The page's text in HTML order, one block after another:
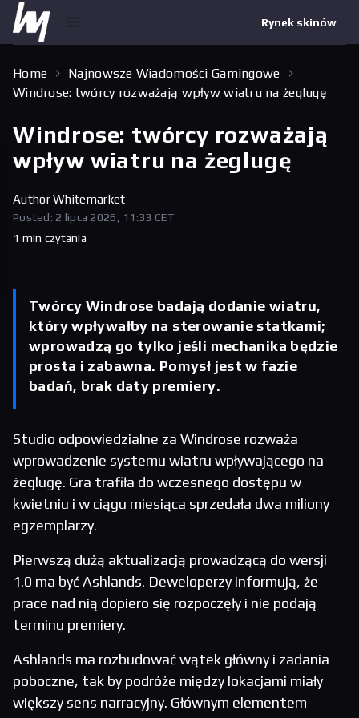
Rynek skinów
Home
Najnowsze Wiadomości Gamingowe
Windrose: twórcy rozważają wpływ wiatru na żeglugę
Windrose: twórcy rozważają
wpływ wiatru na żeglugę
AuthorWhitemarket
Posted: 2 lipca 2026, 11:33 CET
1 min czytania
Twórcy Windrose badają dodanie wiatru,
który wpływałby na sterowanie statkami;
wprowadzą go tylko jeśli mechanika będzie
prosta i zabawna. Pomysł jest w fazie
badań, brak daty premiery.
Studio odpowiedzialne za Windrose rozważa
wprowadzenie systemu wiatru wpływającego na
żeglugę. Gra trafiła do wczesnego dostępu w
kwietniu i w ciągu miesiąca sprzedała dwa miliony
egzemplarzy.
Pierwszą dużą aktualizacją prowadzącą do wersji
1.0 ma być Ashlands. Deweloperzy informują, że
prace nad nią dopiero się rozpoczęły i nie podają
terminu premiery.
Ashlands ma rozbudować wątek główny i zadania
poboczne, tak by podróże między lokacjami miały
większy sens narracyjny. Głównym elementem